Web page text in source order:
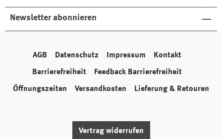
Newsletter abonnieren
AGB Datenschutz Impressum Kontakt
Barrierefreiheit Feedback Barrierefreiheit
Öffnungszeiten Versandkosten Lieferung & Retouren
Vertrag widerrufen